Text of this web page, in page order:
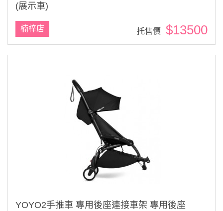
(展示車)
$13500
托售價
楠梓店
YOYO2手推車 專用後座連接車架 專用後座